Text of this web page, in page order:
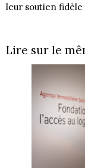
leur soutien fidèle
Lire sur le